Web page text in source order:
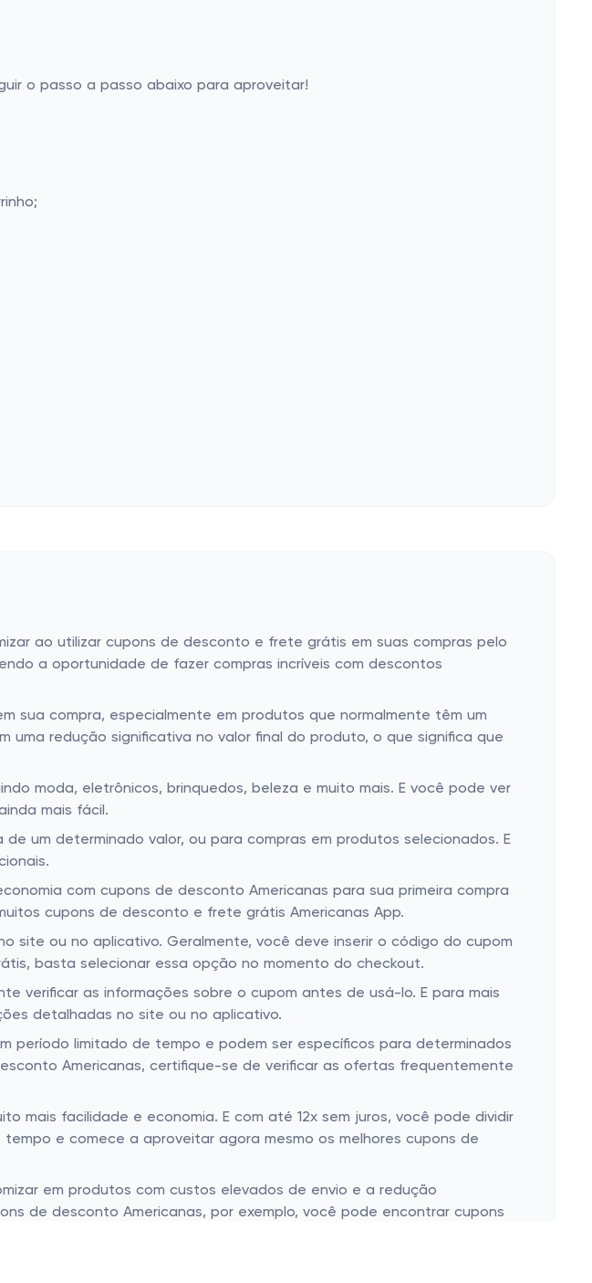
o passo a passo abaixo para aproveitar!
ao utilizar cupons de desconto e frete grátis em suas compras pelo
a oportunidade de fazer compras incríveis com descontos
sua compra, especialmente em produtos que normalmente têm um
uma redução significativa no valor final do produto, o que significa que
moda, eletrônicos, brinquedos, beleza e muito mais. E você pode ver
mais fácil.
um determinado valor, ou para compras em produtos selecionados. E
com cupons de desconto Americanas para sua primeira compra
cupons de desconto e frete grátis Americanas App.
site ou no aplicativo. Geralmente, você deve inserir o código do cupom
basta selecionar essa opção no momento do checkout.
verificar as informações sobre o cupom antes de usá-lo. E para mais
detalhadas no site ou no aplicativo.
período limitado de tempo e podem ser específicos para determinados
Americanas, certifique-se de verificar as ofertas frequentemente
mais facilidade e economia. E com até 12x sem juros, você pode dividir
e comece a aproveitar agora mesmo os melhores cupons de
em produtos com custos elevados de envio e a redução
de desconto Americanas, por exemplo, você pode encontrar cupons